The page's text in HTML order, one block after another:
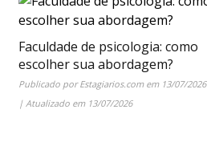
Faculdade de psicologia: como
escolher sua abordagem?
Publicado porEstagiarios.comem 13/07/2026
| Atualizado em 13/07/2026